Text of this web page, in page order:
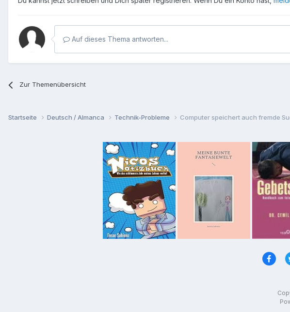
Auf dieses Thema antworten...
Zur Themenübersicht
Startseite Deutsch / Almanca Technik-Probleme Computer speichert auch fremde